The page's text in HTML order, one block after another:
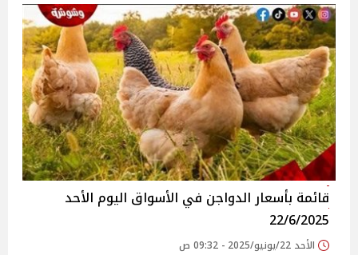
قائمة بأسعار الدواجن في الأسواق‎‎ اليوم الأحد
22/6/2025
الأحد 22/يونيو/2025 - 09:32 ص